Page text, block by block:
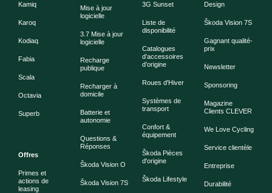
Kamiq
Karoq
Kodiaq
Fabia
Scala
Octavia
Superb
Offres
Primes et
actions de
leasing
Mise à jour
logicielle
3.7 Mise à jour
logicielle
Recharge
publique
Recharger à
domicile
Batterie et
autonomie
Questions &
Réponses
Škoda Vision O
Škoda Vision 7S
3G Sunset
Liste de
disponibilité
Catalogues
d’accessoires
d’origine
Roues d'Hiver
Systèmes de
transport
Confort &
équipement
Škoda Pièces
d'origine
Škoda Lifestyle
Design
Škoda Vision 7S
Gagnant qualité-
prix
Newsletter
Sponsoring
Magazine
Clients CLEVER
We Love Cycling
Service clientèle
Entreprise
Durabilité